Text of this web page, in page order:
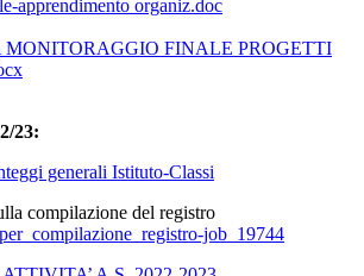
apprendimento organiz.doc
MONITORAGGIO FINALE PROGETTI
23:
generali Istituto-Classi
compilazione del registro
job_19744